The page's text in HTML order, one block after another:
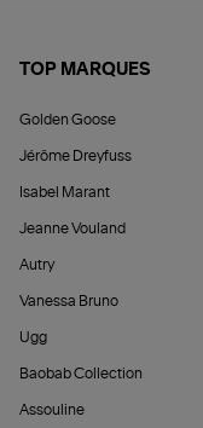
TOP MARQUES
Golden Goose
Jérôme Dreyfuss
Isabel Marant
Jeanne Vouland
Autry
Vanessa Bruno
Ugg
Baobab Collection
Assouline